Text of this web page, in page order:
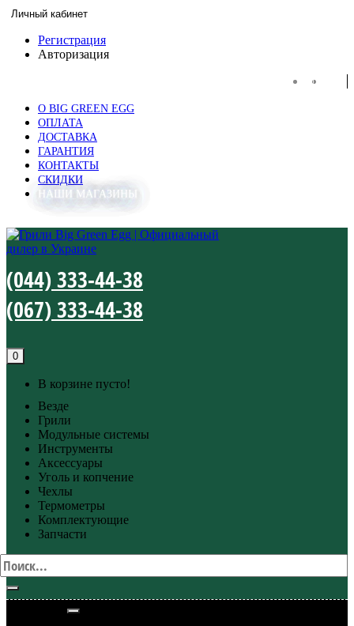
Личный кабинет
Регистрация
Авторизация
UA
O BIG GREEN EGG
ОПЛАТА
ДОСТАВКА
ГАРАНТИЯ
КОНТАКТЫ
СКИДКИ
НАШИ МАГАЗИНЫ
(044) 333-44-38
(067) 333-44-38
0
В корзине пусто!
Везде
Грили
Модульные системы
Инструменты
Аксессуары
Уголь и копчение
Чехлы
Термометры
Комплектующие
Запчасти